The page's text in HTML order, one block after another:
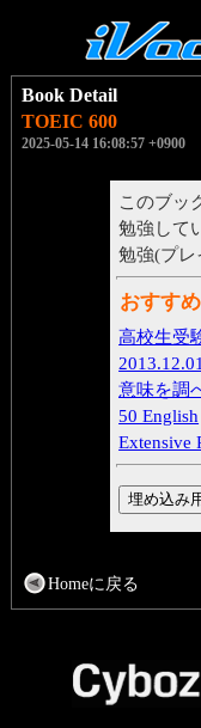
Book Detail
TOEIC 600
2025-05-14 16:08:57 +0900
このブッ
勉強して
勉強(プレ
おすす
高校生受
意味を調
50 English
Extensive
Homeに戻る